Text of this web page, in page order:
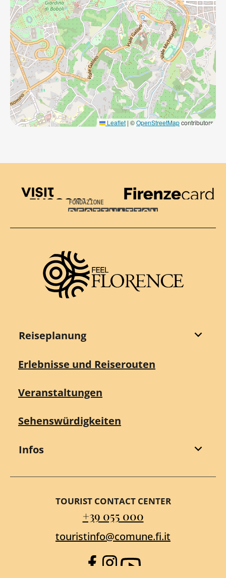
Leaflet | ©OpenStreetMapcontributors
Visit Tuscany
Firenze Card
Destination Florence
Reiseplanung
Erlebnisse und Reiserouten
Veranstaltungen
Sehenswürdigkeiten
Infos
TOURIST CONTACT CENTER
+39 055 000
touristinfo@comune.fi.it
Facebook
Instagram
YouTube